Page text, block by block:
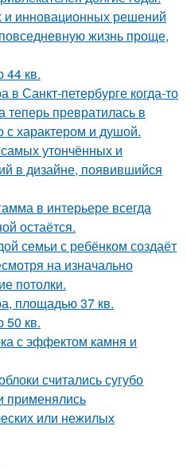
инновационных решений
жизнь проще,
44 кв.
Санкт-петербурге когда-то
превратилась в
с характером и душой.
утончённых и
в дизайне, появившийся
в интерьере всегда
остаётся.
семьи с ребёнком создаёт
на изначально
потолки.
площадью 37 кв.
50 кв.
с эффектом камня и
считались сугубо
применялись
или нежилых